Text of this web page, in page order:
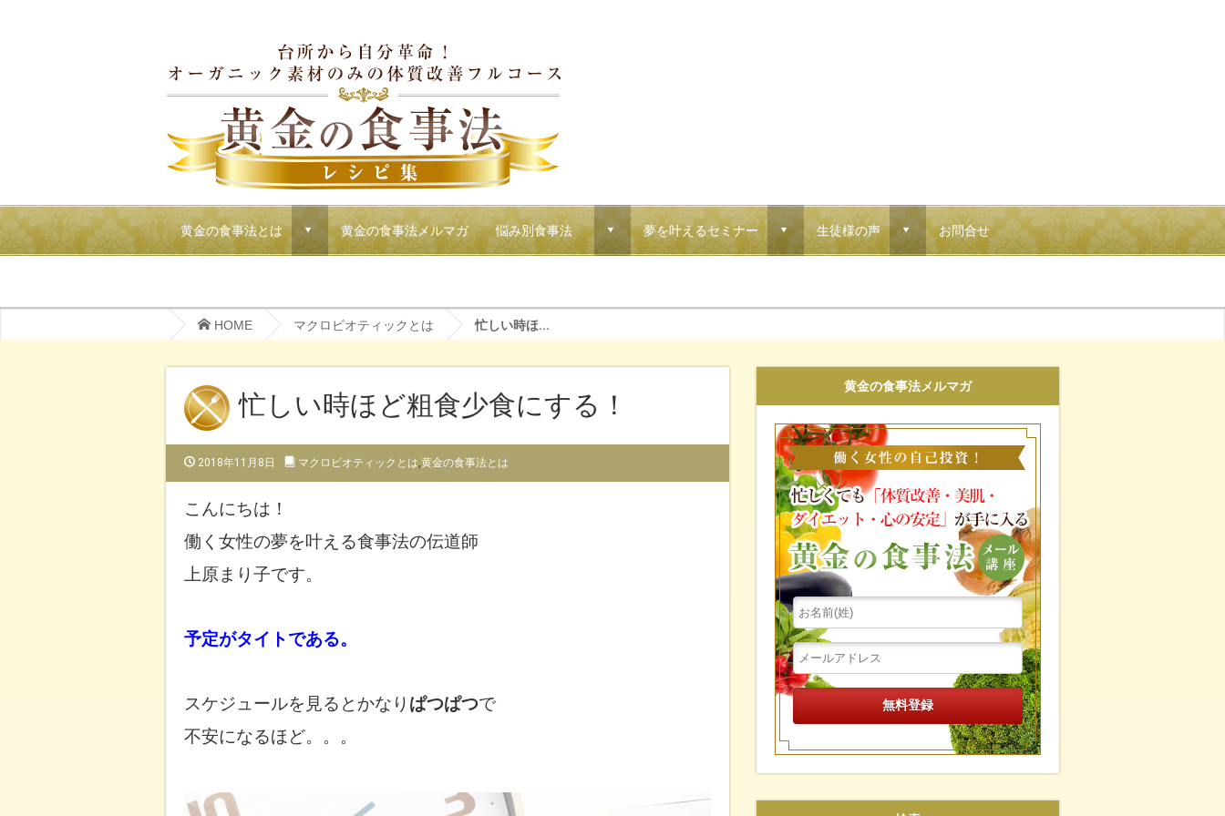
黄金の食事法とは d 黄金の食事法メルマガ 悩み別食事法 d 夢を叶えるセミナー d 生徒様の声 d お問合せ
HOME マクロビオティックとは 忙しい時ほ...
忙しい時ほど粗食少食にする！
2018年11月8日 マクロビオティックとは,黄金の食事法とは
こんにちは！
働く女性の夢を叶える食事法の伝道師
上原まり子です。
予定がタイトである。
スケジュールを見るとかなり ぱつぱつで
不安になるほど。。。
黄金の食事法メルマガ